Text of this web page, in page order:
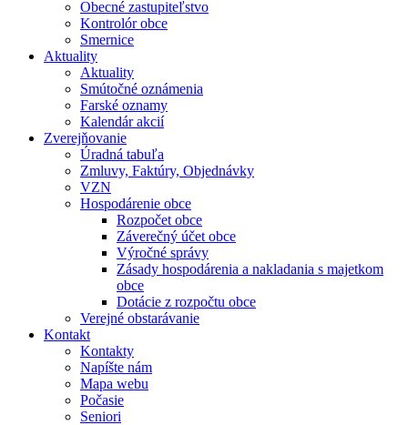
Obecné zastupiteľstvo
Kontrolór obce
Smernice
Aktuality
Aktuality
Smútočné oznámenia
Farské oznamy
Kalendár akcií
Zverejňovanie
Úradná tabuľa
Zmluvy, Faktúry, Objednávky
VZN
Hospodárenie obce
Rozpočet obce
Záverečný účet obce
Výročné správy
Zásady hospodárenia a nakladania s majetkom
obce
Dotácie z rozpočtu obce
Verejné obstarávanie
Kontakt
Kontakty
Napíšte nám
Mapa webu
Počasie
Seniori